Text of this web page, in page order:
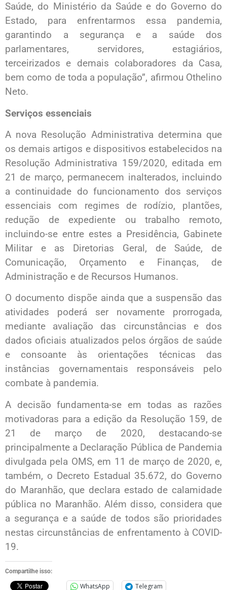
Saúde, do Ministério da Saúde e do Governo do
Estado, para enfrentarmos essa pandemia,
garantindo a segurança e a saúde dos
parlamentares, servidores, estagiários,
terceirizados e demais colaboradores da Casa,
bem como de toda a população”, afirmou Othelino
Neto.
Serviços essenciais
A nova Resolução Administrativa determina que
os demais artigos e dispositivos estabelecidos na
Resolução Administrativa 159/2020, editada em
21 de março, permanecem inalterados, incluindo
a continuidade do funcionamento dos serviços
essenciais com regimes de rodízio, plantões,
redução de expediente ou trabalho remoto,
incluindo-se entre estes a Presidência, Gabinete
Militar e as Diretorias Geral, de Saúde, de
Comunicação, Orçamento e Finanças, de
Administração e de Recursos Humanos.
O documento dispõe ainda que a suspensão das
atividades poderá ser novamente prorrogada,
mediante avaliação das circunstâncias e dos
dados oficiais atualizados pelos órgãos de saúde
e consoante às orientações técnicas das
instâncias governamentais responsáveis pelo
combate à pandemia.
A decisão fundamenta-se em todas as razões
motivadoras para a edição da Resolução 159, de
21 de março de 2020, destacando-se
principalmente a Declaração Pública de Pandemia
divulgada pela OMS, em 11 de março de 2020, e,
também, o Decreto Estadual 35.672, do Governo
do Maranhão, que declara estado de calamidade
pública no Maranhão. Além disso, considera que
a segurança e a saúde de todos são prioridades
nestas circunstâncias de enfrentamento à COVID-
19.
Compartilhe isso:
WhatsApp Telegram